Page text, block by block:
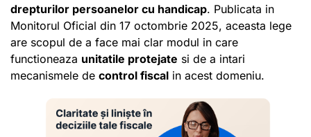
drepturilor persoanelor cu handicap. Publicata in
Monitorul Oficial din 17 octombrie 2025, aceasta lege
are scopul de a face mai clar modul in care
functioneaza unitatile protejate si de a intari
mecanismele de control fiscal in acest domeniu.